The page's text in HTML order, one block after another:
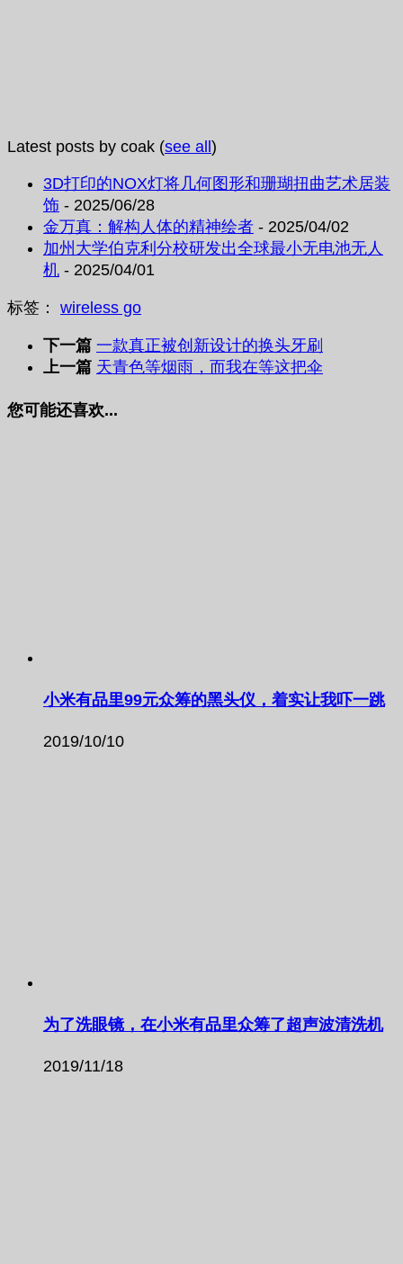
Latest posts by coak (see all)
3D打印的NOX灯将几何图形和珊瑚扭曲艺术居装
饰 - 2025/06/28
金万真：解构人体的精神绘者 - 2025/04/02
加州大学伯克利分校研发出全球最小无电池无人
机 - 2025/04/01
标签： wireless go
下一篇 一款真正被创新设计的换头牙刷
上一篇 天青色等烟雨，而我在等这把伞
您可能还喜欢...
小米有品里99元众筹的黑头仪，着实让我吓一跳
2019/10/10
为了洗眼镜，在小米有品里众筹了超声波清洗机
2019/11/18